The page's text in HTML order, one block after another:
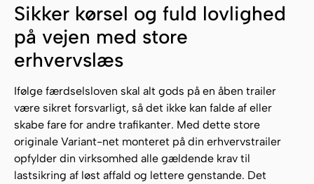
Sikker kørsel og fuld lovlighed
på vejen med store
erhvervslæs
Ifølge færdselsloven skal alt gods på en åben trailer
være sikret forsvarligt, så det ikke kan falde af eller
skabe fare for andre trafikanter. Med dette store
originale Variant-net monteret på din erhvervstrailer
opfylder din virksomhed alle gældende krav til
lastsikring af løst affald og lettere genstande. Det